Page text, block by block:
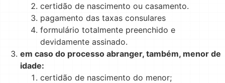
certidão de nascimento ou casamento.
pagamento das taxas consulares
formulário totalmente preenchido e
devidamente assinado.
em caso do processo abranger, também, menor de
idade:
certidão de nascimento do menor;